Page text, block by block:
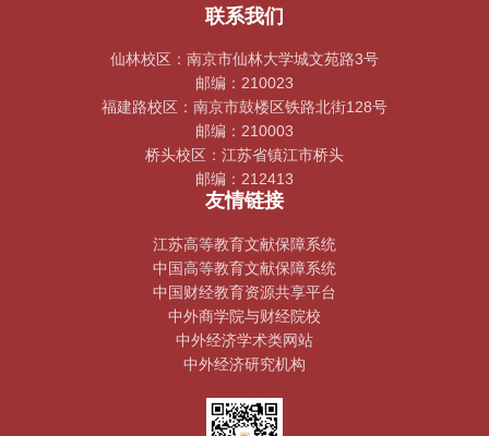
联系我们
仙林校区：南京市仙林大学城文苑路3号
邮编：210023
福建路校区：南京市鼓楼区铁路北街128号
邮编：210003
桥头校区：江苏省镇江市桥头
邮编：212413
友情链接
江苏高等教育文献保障系统
中国高等教育文献保障系统
中国财经教育资源共享平台
中外商学院与财经院校
中外经济学术类网站
中外经济研究机构